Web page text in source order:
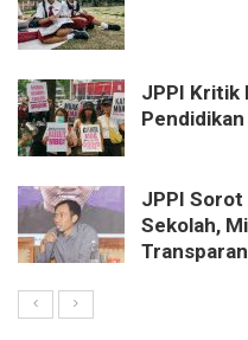
JPPI Kritik
JPPI Sorot
Sekolah,
Transparan